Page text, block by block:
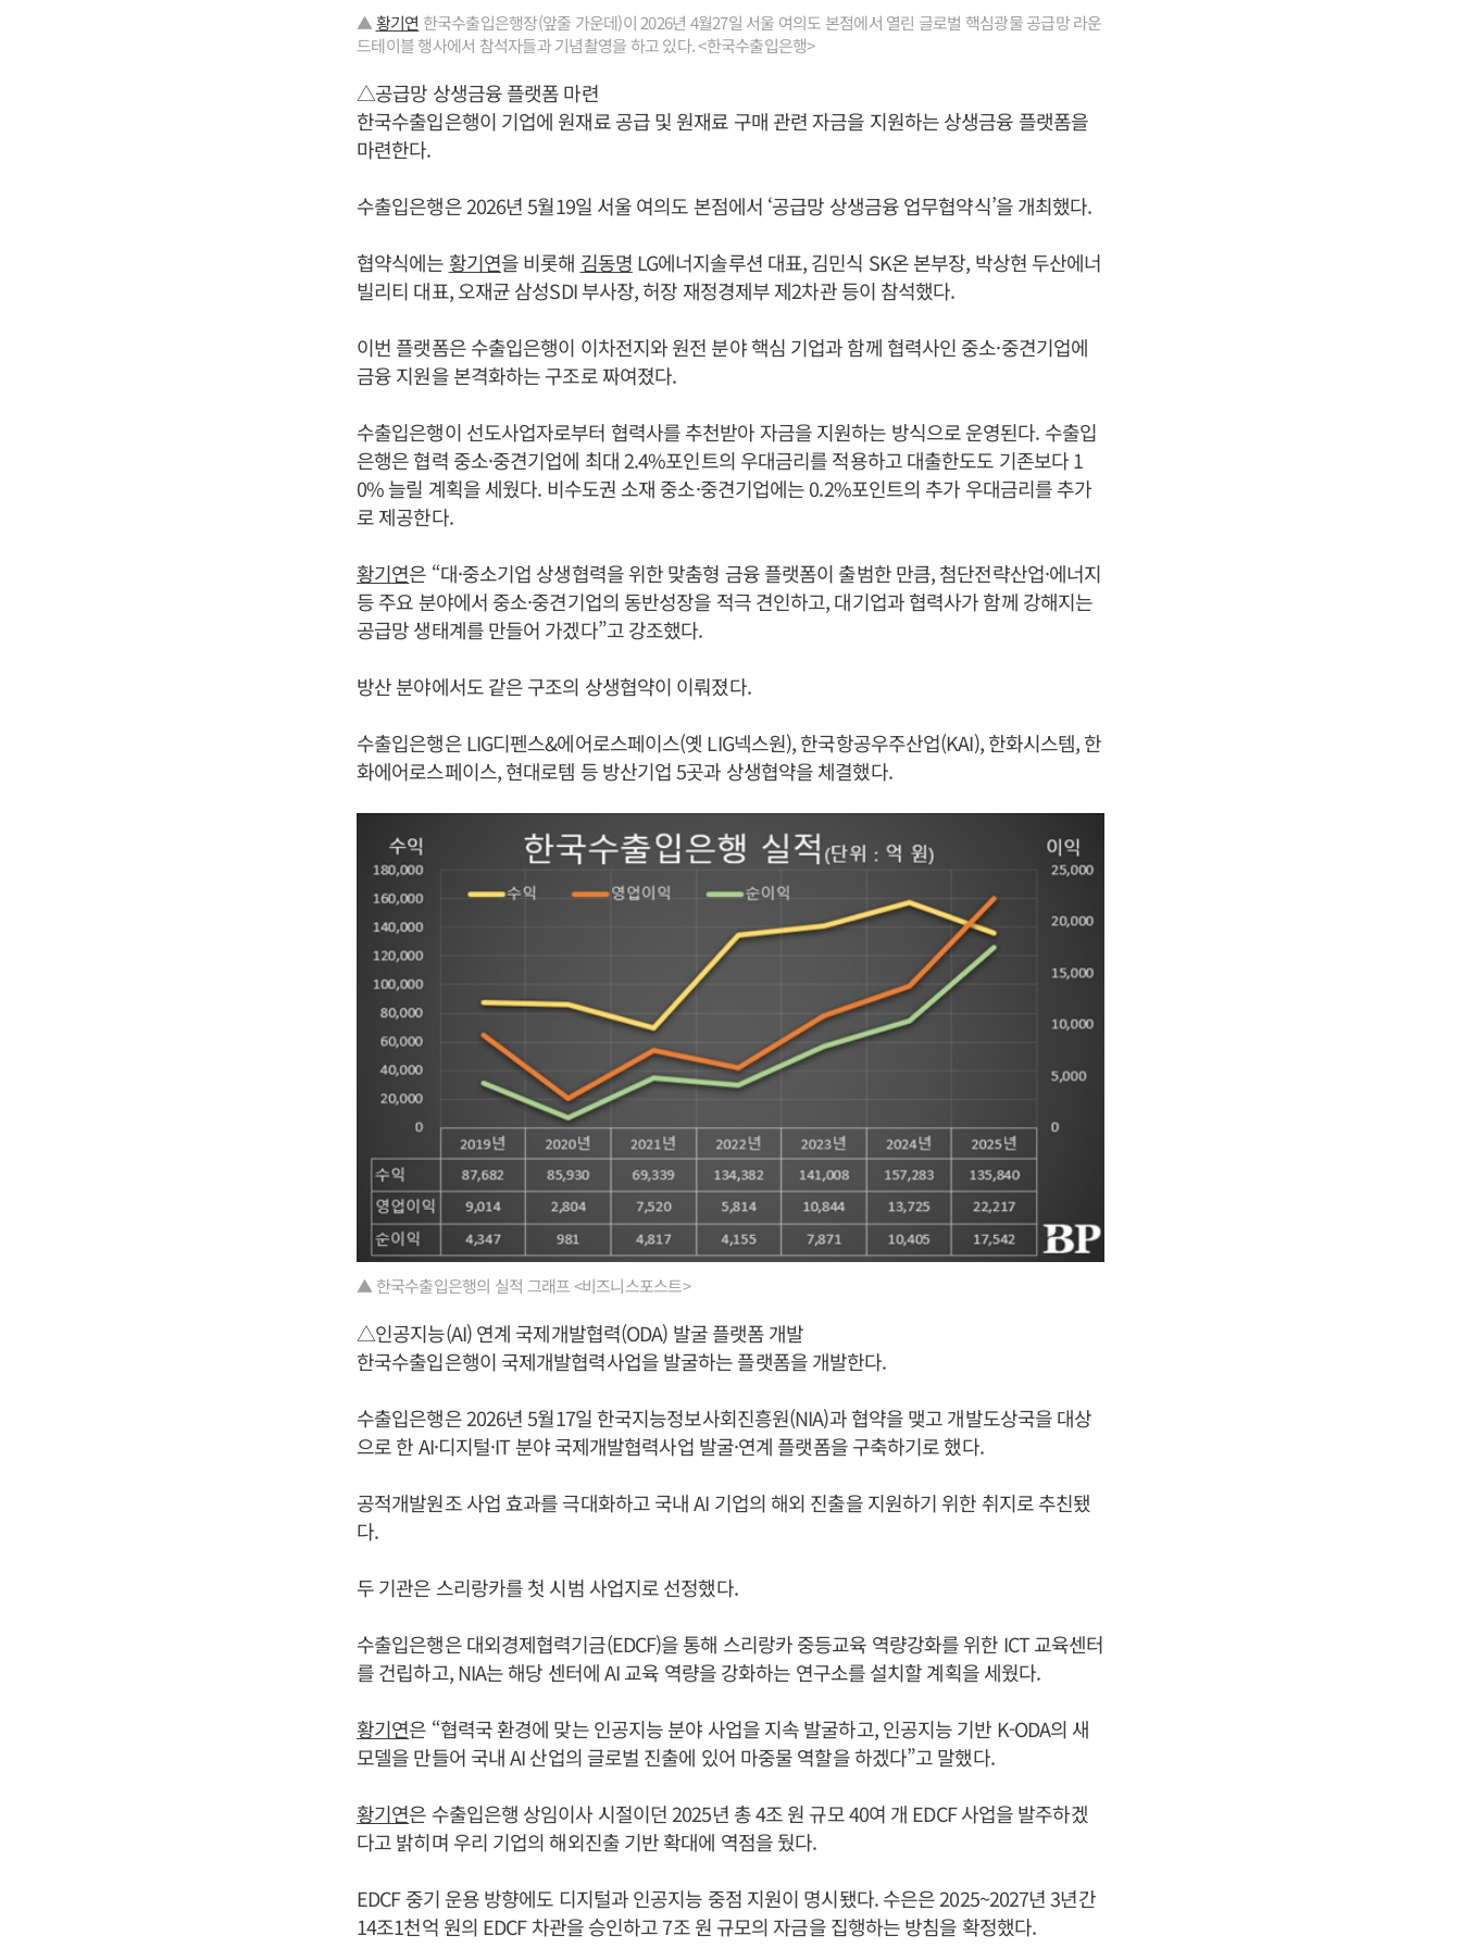
▲황기연 한국수출입은행장(앞줄 가운데)이 2026년 4월27일 서울 여의도 본점에서 열린 글로벌 핵심광물 공급망 라운
드테이블 행사에서 참석자들과 기념촬영을 하고 있다. <한국수출입은행>
△공급망 상생금융 플랫폼 마련
한국수출입은행이 기업에 원재료 공급 및 원재료 구매 관련 자금을 지원하는 상생금융 플랫폼을
마련한다.
수출입은행은 2026년 5월19일 서울 여의도 본점에서 ‘공급망 상생금융 업무협약식’을 개최했다.
협약식에는 황기연을 비롯해 김동명 LG에너지솔루션 대표, 김민식 SK온 본부장, 박상현 두산에너
빌리티 대표, 오재균 삼성SDI 부사장, 허장 재정경제부 제2차관 등이 참석했다.
이번 플랫폼은 수출입은행이 이차전지와 원전 분야 핵심 기업과 함께 협력사인 중소·중견기업에
금융 지원을 본격화하는 구조로 짜여졌다.
수출입은행이 선도사업자로부터 협력사를 추천받아 자금을 지원하는 방식으로 운영된다. 수출입
은행은 협력 중소·중견기업에 최대 2.4%포인트의 우대금리를 적용하고 대출한도도 기존보다 1
0% 늘릴 계획을 세웠다. 비수도권 소재 중소·중견기업에는 0.2%포인트의 추가 우대금리를 추가
로 제공한다.
황기연은 “대·중소기업 상생협력을 위한 맞춤형 금융 플랫폼이 출범한 만큼, 첨단전략산업·에너지
등 주요 분야에서 중소·중견기업의 동반성장을 적극 견인하고, 대기업과 협력사가 함께 강해지는
공급망 생태계를 만들어 가겠다”고 강조했다.
방산 분야에서도 같은 구조의 상생협약이 이뤄졌다.
수출입은행은 LIG디펜스&에어로스페이스(옛 LIG넥스원), 한국항공우주산업(KAI), 한화시스템, 한
화에어로스페이스, 현대로템 등 방산기업 5곳과 상생협약을 체결했다.
▲ 한국수출입은행의 실적 그래프 <비즈니스포스트>
△인공지능(AI) 연계 국제개발협력(ODA) 발굴 플랫폼 개발
한국수출입은행이 국제개발협력사업을 발굴하는 플랫폼을 개발한다.
수출입은행은 2026년 5월17일 한국지능정보사회진흥원(NIA)과 협약을 맺고 개발도상국을 대상
으로 한 AI·디지털·IT 분야 국제개발협력사업 발굴·연계 플랫폼을 구축하기로 했다.
공적개발원조 사업 효과를 극대화하고 국내 AI 기업의 해외 진출을 지원하기 위한 취지로 추친됐
다.
두 기관은 스리랑카를 첫 시범 사업지로 선정했다.
수출입은행은 대외경제협력기금(EDCF)을 통해 스리랑카 중등교육 역량강화를 위한 ICT 교육센터
를 건립하고, NIA는 해당 센터에 AI 교육 역량을 강화하는 연구소를 설치할 계획을 세웠다.
황기연은 “협력국 환경에 맞는 인공지능 분야 사업을 지속 발굴하고, 인공지능 기반 K-ODA의 새
모델을 만들어 국내 AI 산업의 글로벌 진출에 있어 마중물 역할을 하겠다”고 말했다.
황기연은 수출입은행 상임이사 시절이던 2025년 총 4조 원 규모 40여 개 EDCF 사업을 발주하겠
다고 밝히며 우리 기업의 해외진출 기반 확대에 역점을 뒀다.
EDCF 중기 운용 방향에도 디지털과 인공지능 중점 지원이 명시됐다. 수은은 2025~2027년 3년간
14조1천억 원의 EDCF 차관을 승인하고 7조 원 규모의 자금을 집행하는 방침을 확정했다.